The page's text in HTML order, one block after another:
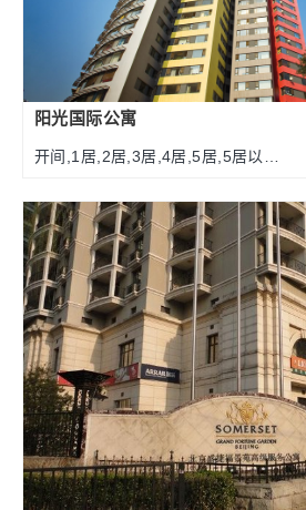
阳光国际公寓
开间,1居,2居,3居,4居,5居,5居以上